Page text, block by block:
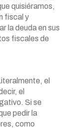
quisiéramos,
fiscal y
la deuda en sus
fiscales de
el
el
Si se
pedir la
como